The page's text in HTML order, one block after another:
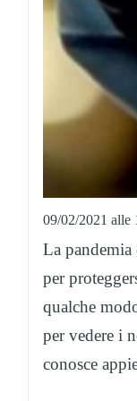
09/02/2021 alle
La
per
qualche
per vedere i
conosce